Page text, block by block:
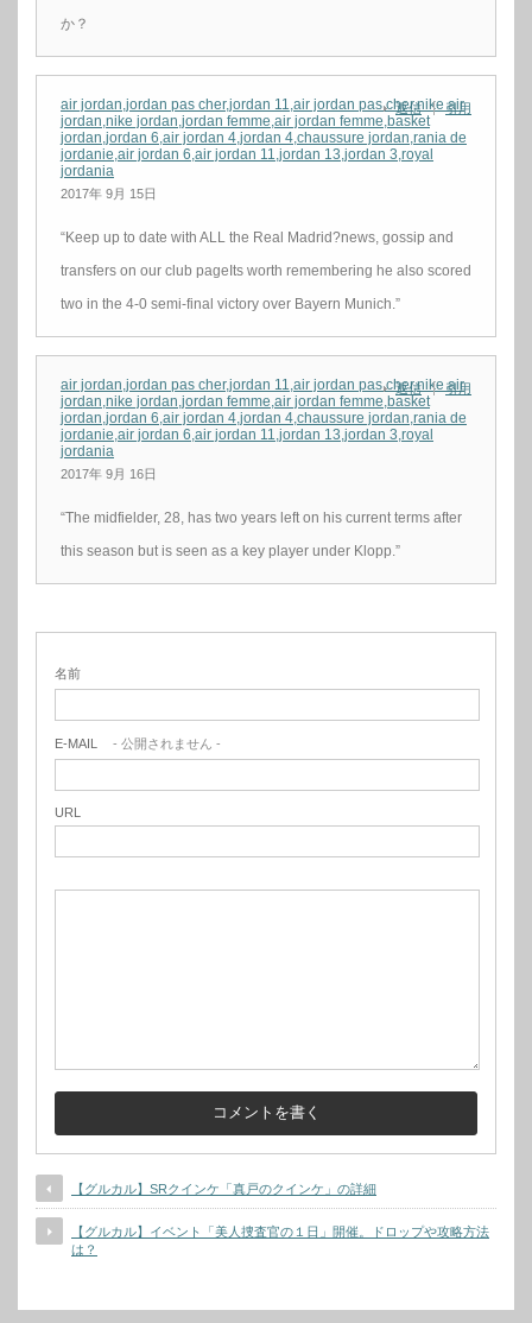
か？
air jordan,jordan pas cher,jordan 11,air jordan pas cher,nike air
jordan,nike jordan,jordan femme,air jordan femme,basket
jordan,jordan 6,air jordan 4,jordan 4,chaussure jordan,rania de
jordanie,air jordan 6,air jordan 11,jordan 13,jordan 3,royal
jordania
2017年 9月 15日
返信 引用
“Keep up to date with ALL the Real Madrid?news, gossip and
transfers on our club pageIts worth remembering he also scored
two in the 4-0 semi-final victory over Bayern Munich.”
air jordan,jordan pas cher,jordan 11,air jordan pas cher,nike air
jordan,nike jordan,jordan femme,air jordan femme,basket
jordan,jordan 6,air jordan 4,jordan 4,chaussure jordan,rania de
jordanie,air jordan 6,air jordan 11,jordan 13,jordan 3,royal
jordania
2017年 9月 16日
返信 引用
“The midfielder, 28, has two years left on his current terms after
this season but is seen as a key player under Klopp.”
名前
E-MAIL - 公開されません -
URL
【グルカル】SRクインケ「真戸のクインケ」の詳細
【グルカル】イベント「美人捜査官の１日」開催。ドロップや攻略方法
は？